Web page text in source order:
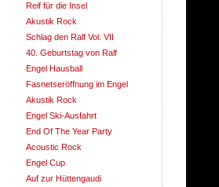
Reif für die Insel
Akustik Rock
Schlag den Ralf Vol. VII
40. Geburtstag von Ralf
Engel Hausball
Fasnetseröffnung im Engel
Akustik Rock
Engel Ski-Ausfahrt
End Of The Year Party
Acoustic Rock
Engel Cup
Auf zur Hüttengaudi